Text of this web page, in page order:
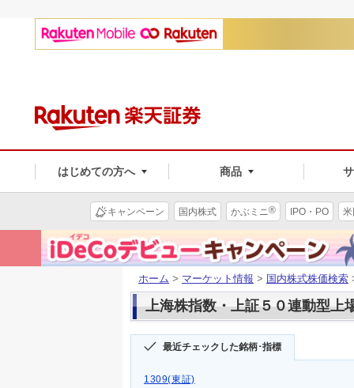
はじめての方へ 商品
キャンペーン 国内株式 かぶミニ® IPO・PO
ホーム > マーケット情報 > 国内株式株価検索
上海株指数・上証５０連動型上
最近チェックした銘柄･指標
1309(東証)